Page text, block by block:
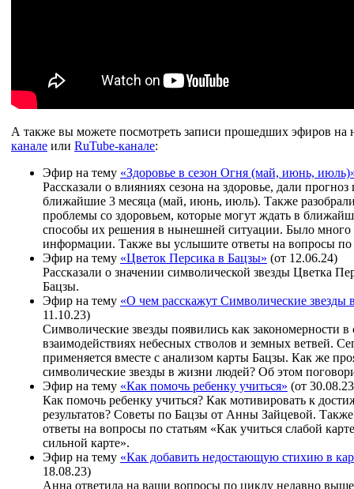
А также вы можете посмотреть записи прошедших эфиров
канале или RuTube-канале:
Эфир на тему «Здоровье в сезон Огня (май, июнь,
Рассказали о влияниях сезона на здоровье, дали
ближайшие 3 месяца (май, июнь, июль). Также
проблемы со здоровьем, которые могут ждать в
способы их решения в нынешней ситуации. Было много
информации. Также вы услышите ответы на вопросы по
Эфир на тему «Цветок Персика в Бацзы» (от 12.06.24)
Рассказали о значении символической звезды Цветка
Бацзы.
Эфир на тему «О чем расскажут Символические звезды
11.10.23)
Символические звезды появились как закономерности в
взаимодействиях небесных стволов и земных ветвей.
применяется вместе с анализом карты Бацзы. Как же
символические звезды в жизни людей? Об этом
Эфир на тему «Как помочь ребенку учиться» (от
Как помочь ребенку учиться? Как мотивировать к
результатов? Советы по Бацзы от Анны Зайцевой.
ответы на вопросы по статьям «Как учиться слабой
сильной карте».
Эфир на тему «Как добавить недостающую стихию в
18.08.23)
Анна ответила на ваши вопросы по циклу недавно